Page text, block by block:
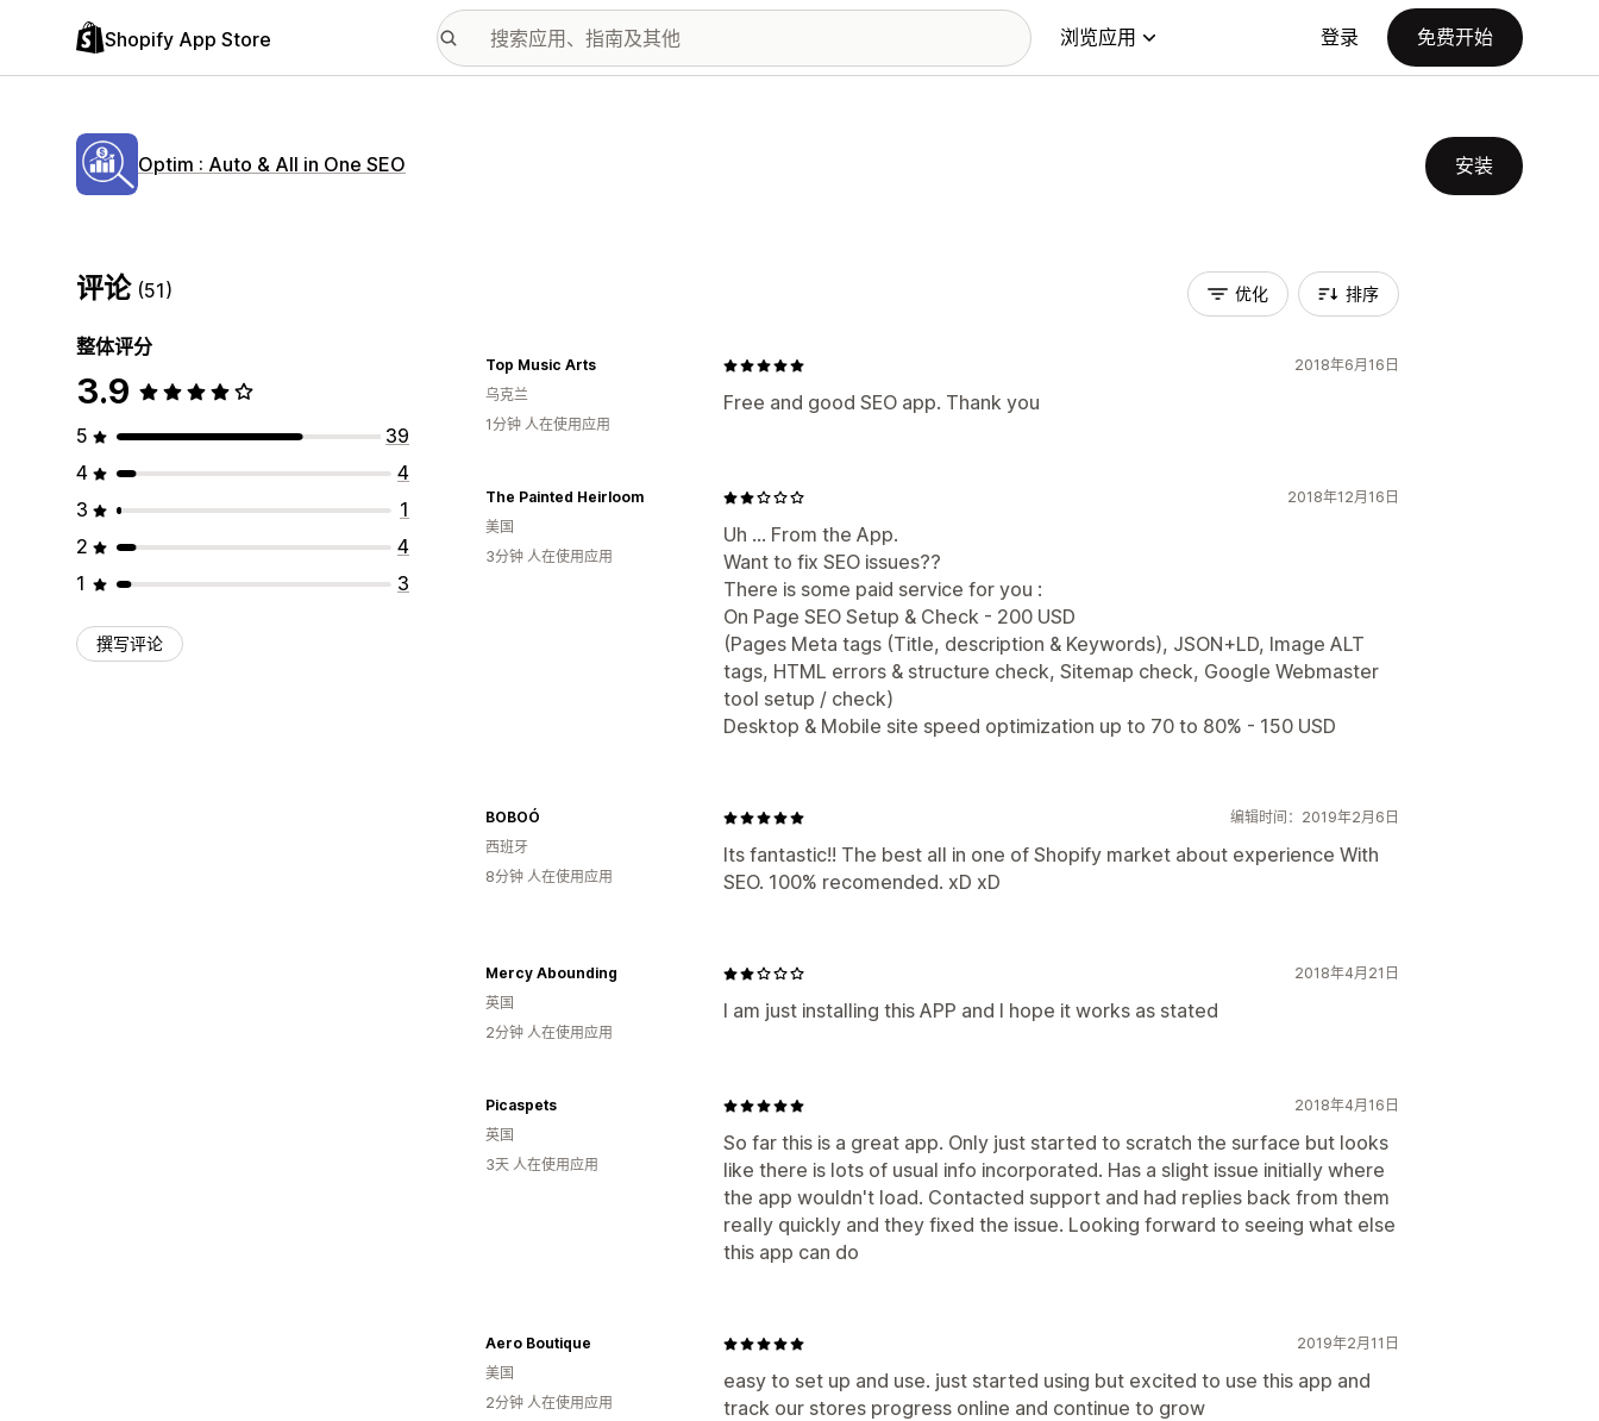
Shopify App Store 浏览应用 登录 免费开始
Optim : Auto & All in One SEO 安装
评论 (51)
整体评分
3.9
5
39
4
4
3
1
2
4
1
3
撰写评论
优化 排序
2018年6月16日
Free and good SEO app. Thank you
Top Music Arts
乌克兰
1分钟 人在使用应用
2018年12月16日
Uh ... From the App.
Want to fix SEO issues??
There is some paid service for you :
On Page SEO Setup & Check - 200 USD
(Pages Meta tags (Title, description & Keywords), JSON+LD, Image ALT
tags, HTML errors & structure check, Sitemap check, Google Webmaster
tool setup / check)
Desktop & Mobile site speed optimization up to 70 to 80% - 150 USD
The Painted Heirloom
美国
3分钟 人在使用应用
编辑时间：2019年2月6日
Its fantastic!! The best all in one of Shopify market about experience With
SEO. 100% recomended. xD xD
BOBOÓ
西班牙
8分钟 人在使用应用
2018年4月21日
I am just installing this APP and I hope it works as stated
Mercy Abounding
英国
2分钟 人在使用应用
2018年4月16日
So far this is a great app. Only just started to scratch the surface but looks
like there is lots of usual info incorporated. Has a slight issue initially where
the app wouldn't load. Contacted support and had replies back from them
really quickly and they fixed the issue. Looking forward to seeing what else
this app can do
Picaspets
英国
3天 人在使用应用
2019年2月11日
easy to set up and use. just started using but excited to use this app and
track our stores progress online and continue to grow
Aero Boutique
美国
2分钟 人在使用应用